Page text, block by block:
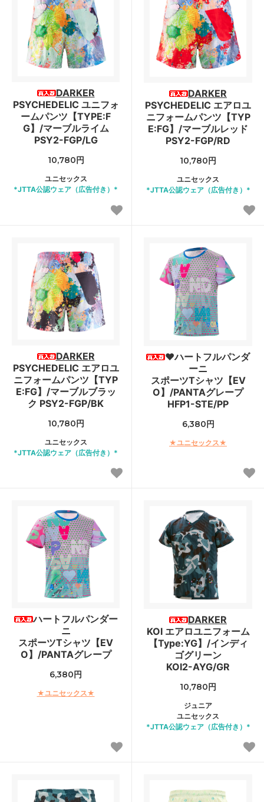
DARKER
PSYCHEDELIC ユニフォ
ームパンツ【TYPE:F
G】/マーブルライム
PSY2-FGP/LG
10,780円
ユニセックス
*JTTA公認ウェア（広告付き）*
DARKER
PSYCHEDELIC エアロユ
ニフォームパンツ【TYP
E:FG】/マーブルレッド
PSY2-FGP/RD
10,780円
ユニセックス
*JTTA公認ウェア（広告付き）*
DARKER
PSYCHEDELIC エアロユ
ニフォームパンツ【TYP
E:FG】/マーブルブラッ
ク PSY2-FGP/BK
10,780円
ユニセックス
*JTTA公認ウェア（広告付き）*
♥ハートフルパンダ
ーニ
スポーツTシャツ【EV
O】/PANTAグレープ
HFP1-STE/PP
6,380円
★ユニセックス★
ハートフルパンダー
ニ
スポーツTシャツ【EV
O】/PANTAグレープ
6,380円
★ユニセックス★
DARKER
KOI エアロユニフォーム
【Type:YG】/インディ
ゴグリーン
KOI2-AYG/GR
10,780円
ジュニア
ユニセックス
*JTTA公認ウェア（広告付き）*